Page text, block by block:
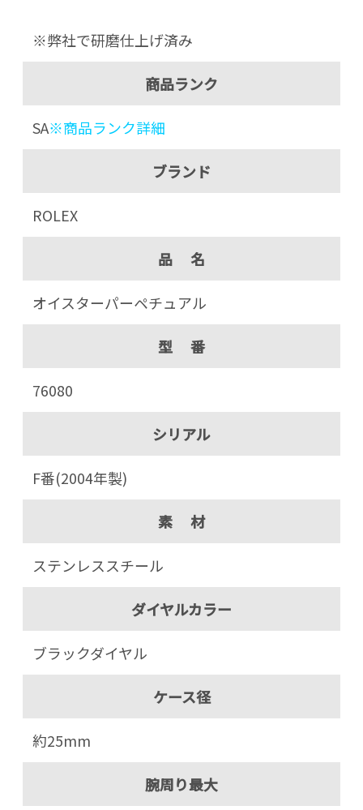
※弊社で研磨仕上げ済み
商品ランク
SA※商品ランク詳細
ブランド
ROLEX
品 名
オイスターパーペチュアル
型 番
76080
シリアル
F番(2004年製)
素 材
ステンレススチール
ダイヤルカラー
ブラックダイヤル
ケース径
約25mm
腕周り最大